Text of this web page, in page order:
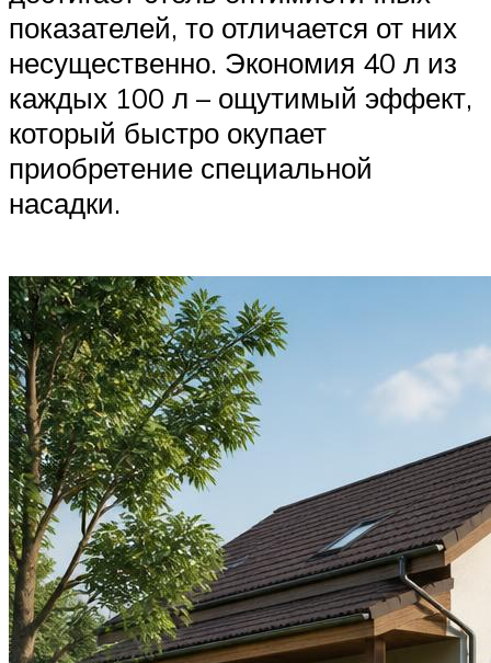
показателей, то отличается от них
несущественно. Экономия 40 л из
каждых 100 л – ощутимый эффект,
который быстро окупает
приобретение специальной
насадки.